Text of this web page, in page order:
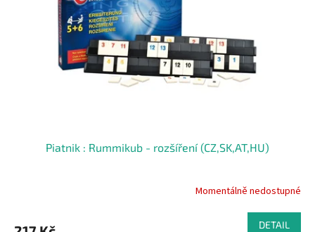
Piatnik : Rummikub - rozšíření (CZ,SK,AT,HU)
Momentálně nedostupné
DETAIL